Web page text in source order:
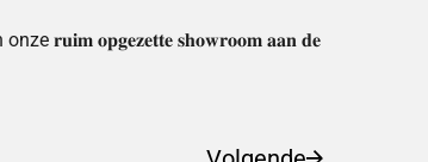
𝐫𝐮𝐢𝐦 𝐨𝐩𝐠𝐞𝐳𝐞𝐭𝐭𝐞 𝐬𝐡𝐨𝐰𝐫𝐨𝐨𝐦 𝐚𝐚𝐧 𝐝𝐞